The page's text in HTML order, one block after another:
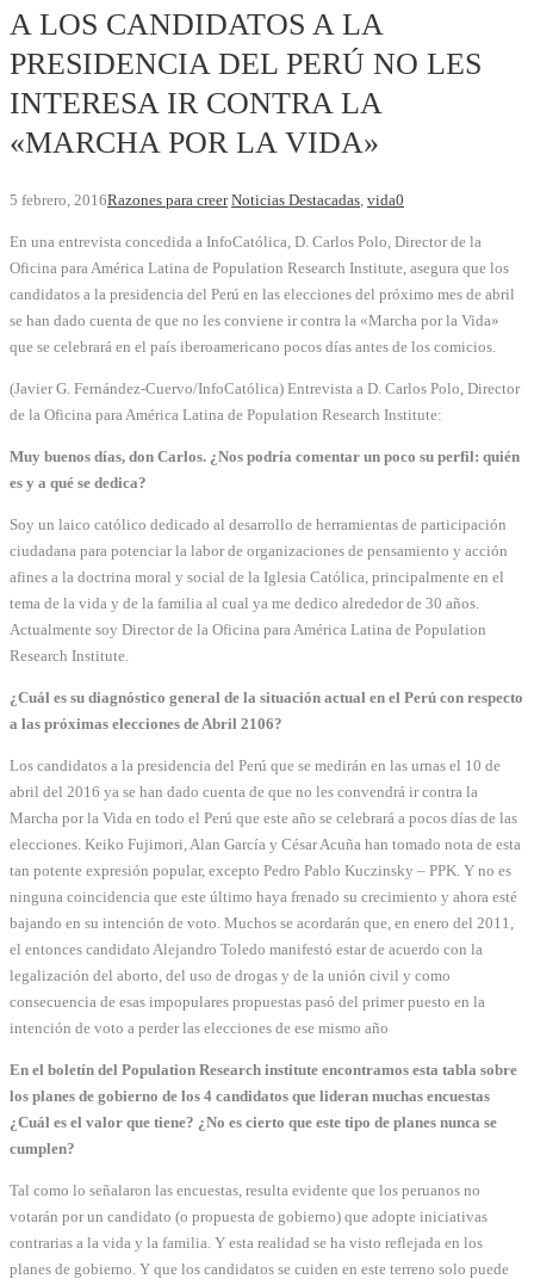
A LOS CANDIDATOS A LA
PRESIDENCIA DEL PERÚ NO LES
INTERESA IR CONTRA LA
«MARCHA POR LA VIDA»
5 febrero, 2016Razones para creer Noticias Destacadas, vida0
En una entrevista concedida a InfoCatólica, D. Carlos Polo, Director de la
Oficina para América Latina de Population Research Institute, asegura que los
candidatos a la presidencia del Perú en las elecciones del próximo mes de abril
se han dado cuenta de que no les conviene ir contra la «Marcha por la Vida»
que se celebrará en el país iberoamericano pocos días antes de los comicios.
(Javier G. Fernández-Cuervo/InfoCatólica) Entrevista a D. Carlos Polo, Director
de la Oficina para América Latina de Population Research Institute:
Muy buenos días, don Carlos. ¿Nos podría comentar un poco su perfil: quién
es y a qué se dedica?
Soy un laico católico dedicado al desarrollo de herramientas de participación
ciudadana para potenciar la labor de organizaciones de pensamiento y acción
afines a la doctrina moral y social de la Iglesia Católica, principalmente en el
tema de la vida y de la familia al cual ya me dedico alrededor de 30 años.
Actualmente soy Director de la Oficina para América Latina de Population
Research Institute.
¿Cuál es su diagnóstico general de la situación actual en el Perú con respecto
a las próximas elecciones de Abril 2106?
Los candidatos a la presidencia del Perú que se medirán en las urnas el 10 de
abril del 2016 ya se han dado cuenta de que no les convendrá ir contra la
Marcha por la Vida en todo el Perú que este año se celebrará a pocos días de las
elecciones. Keiko Fujimori, Alan García y César Acuña han tomado nota de esta
tan potente expresión popular, excepto Pedro Pablo Kuczinsky – PPK. Y no es
ninguna coincidencia que este último haya frenado su crecimiento y ahora esté
bajando en su intención de voto. Muchos se acordarán que, en enero del 2011,
el entonces candidato Alejandro Toledo manifestó estar de acuerdo con la
legalización del aborto, del uso de drogas y de la unión civil y como
consecuencia de esas impopulares propuestas pasó del primer puesto en la
intención de voto a perder las elecciones de ese mismo año
En el boletín del Population Research institute encontramos esta tabla sobre
los planes de gobierno de los 4 candidatos que lideran muchas encuestas
¿Cuál es el valor que tiene? ¿No es cierto que este tipo de planes nunca se
cumplen?
Tal como lo señalaron las encuestas, resulta evidente que los peruanos no
votarán por un candidato (o propuesta de gobierno) que adopte iniciativas
contrarias a la vida y la familia. Y esta realidad se ha visto reflejada en los
planes de gobierno. Y que los candidatos se cuiden en este terreno solo puede